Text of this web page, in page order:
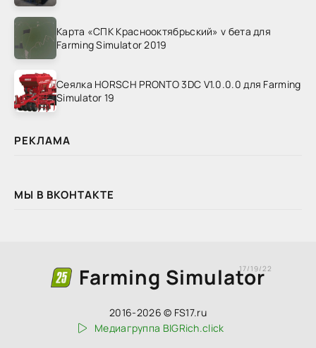
Карта «СПК Краснооктябрьский» v бета для
Farming Simulator 2019
Сеялка HORSCH PRONTO 3DC V1.0.0.0 для Farming
Simulator 19
РЕКЛАМА
МЫ В ВКОНТАКТЕ
Farming Simulator
17/19/22
2016-2026 © FS17.ru
Медиагруппа BIGRich.click